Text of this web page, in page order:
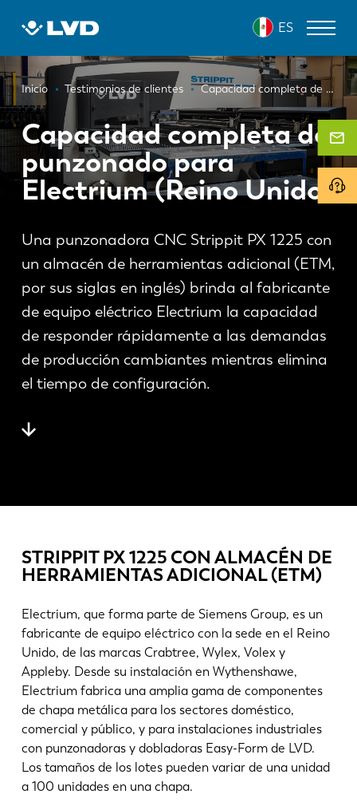
principal
ES
Ruta
de
navegación
Inicio Testimonios de clientes Capacidad completa de punzonado para Electrium (Reino Unido)
Capacidad completa de
punzonado para
Electrium (Reino Unido)
Una punzonadora CNC Strippit PX 1225 con
un almacén de herramientas adicional (ETM,
por sus siglas en inglés) brinda al fabricante
de equipo eléctrico Electrium la capacidad
de responder rápidamente a las demandas
de producción cambiantes mientras elimina
el tiempo de configuración.
STRIPPIT PX 1225 CON ALMACÉN DE
HERRAMIENTAS ADICIONAL (ETM)
Electrium, que forma parte de Siemens Group, es un
fabricante de equipo eléctrico con la sede en el Reino
Unido, de las marcas Crabtree, Wylex, Volex y
Appleby. Desde su instalación en Wythenshawe,
Electrium fabrica una amplia gama de componentes
de chapa metálica para los sectores doméstico,
comercial y público, y para instalaciones industriales
con punzonadoras y dobladoras Easy-Form de LVD.
Los tamaños de los lotes pueden variar de una unidad
a 100 unidades en una chapa.
MÁQUINAS DE CORTE LÁSER
DOBLADORAS
PANELADORAS
PUNZONADORAS
SOFTWARE
SERVICIO DE ATENCIÓN AL CLIENTE
Sobre LVD
Noticias
Descubra LVD
Eventos
Contacto